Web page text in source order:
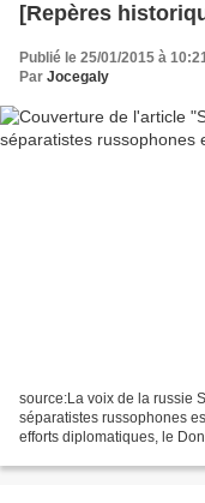
[Repères
Publié le 25/01/2015 à
Par Jocegaly
source:La voix de la russie
séparatistes russophones
efforts diplomatiques, le